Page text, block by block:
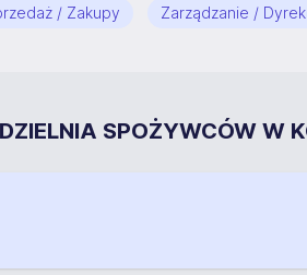
/ Zakupy Zarządzanie /
SPOŻYWCÓW W